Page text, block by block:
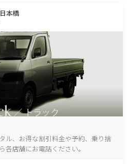
本橋
ル、お得な割引料金や予約、乗り捨
各店舗にお電話ください。